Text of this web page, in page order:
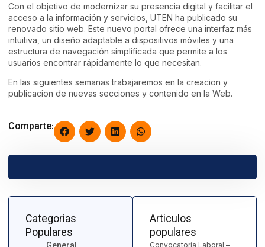
Con el objetivo de modernizar su presencia digital y facilitar el
acceso a la información y servicios, UTEN ha publicado su
renovado sitio web. Este nuevo portal ofrece una interfaz más
intuitiva, un diseño adaptable a dispositivos móviles y una
estructura de navegación simplificada que permite a los
usuarios encontrar rápidamente lo que necesitan.
En las siguientes semanas trabajaremos en la creacion y
publicacion de nuevas secciones y contenido en la Web.
Comparte:
Categorias
Populares
Articulos
populares
Convocatoria Laboral –